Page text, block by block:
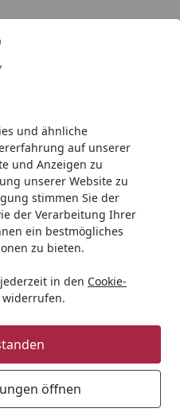
und ähnliche
auf unserer
und Anzeigen zu
unserer Website zu
stimmen Sie der
der Verarbeitung Ihrer
ein bestmögliches
zu bieten.
in den Cookie-
widerrufen.
öffnen
bis 100€ EHEIM 2422
150